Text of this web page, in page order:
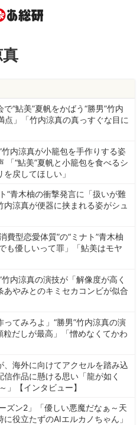
で“鮎美”夏帆をかばう“勝男”竹内
点」「竹内涼真の真っすぐな目に
竹内涼真が小籠包を手作りする姿
「“鮎美”夏帆と小籠包を食べるシ
戻してほしい」
”青木柚の衝撃発言に「扱いが難
内涼真が便器に挟まれる姿がシュ
費型恋愛体質”の“ミナト”青木柚
も優しいって罪」「鮎美はモヤ
竹内涼真の演技が「解像度が高く
あやみとのキミセカコンビが似合
ってみろよ」“勝男”竹内涼真の演
だしが最高」「憎めなくてかわ
、海外に向けてアクセルを踏み込
作品に懸ける思い「龍が如く
」【インタビュー】
ズン2」「優しい悪魔だなぁ～天
役立たずのAIエルカノちゃん」